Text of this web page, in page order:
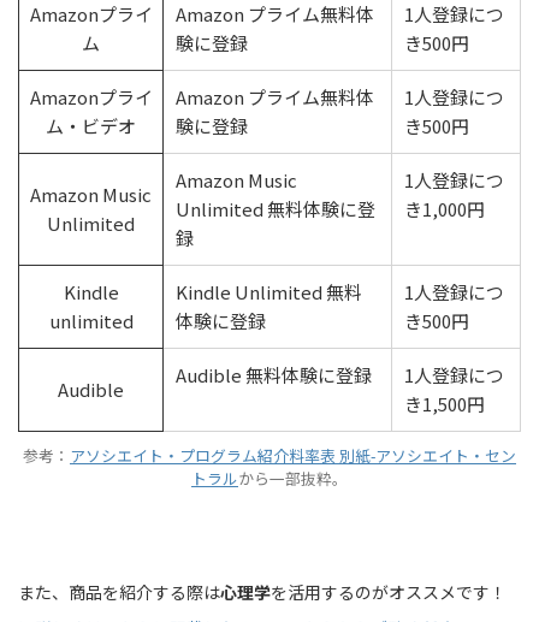
Amazonプライ
ム
Amazon プライム無料体
験に登録
1人登録につ
き500円
Amazonプライ
ム・ビデオ
Amazon プライム無料体
験に登録
1人登録につ
き500円
Amazon Music
Unlimited
Amazon Music
Unlimited 無料体験に登
録
1人登録につ
き1,000円
Kindle
unlimited
Kindle Unlimited 無料
体験に登録
1人登録につ
き500円
Audible
Audible 無料体験に登録
1人登録につ
き1,500円
参考： アソシエイト・プログラム紹介料率表 別紙-アソシエイト・セン
トラルから一部抜粋。
また、商品を紹介する際は心理学を活用するのがオススメです！